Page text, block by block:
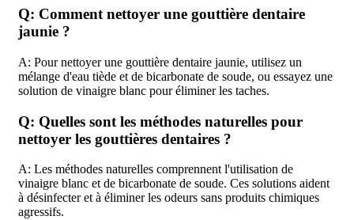
Q: Comment nettoyer une gouttière dentaire
jaunie ?
A: Pour nettoyer une gouttière dentaire jaunie, utilisez un
mélange d'eau tiède et de bicarbonate de soude, ou essayez une
solution de vinaigre blanc pour éliminer les taches.
Q: Quelles sont les méthodes naturelles pour
nettoyer les gouttières dentaires ?
A: Les méthodes naturelles comprennent l'utilisation de
vinaigre blanc et de bicarbonate de soude. Ces solutions aident
à désinfecter et à éliminer les odeurs sans produits chimiques
agressifs.